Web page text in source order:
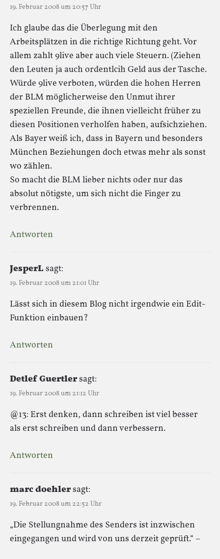
19. Februar 2008 um 20:57 Uhr
Ich glaube das die Überlegung mit den
Arbeitsplätzen in die richtige Richtung geht. Vor
allem zahlt 9live aber auch viele Steuern. (Ziehen
den Leuten ja auch ordentlcih Geld aus der Tasche.
Würde 9live verboten, würden die hohen Herren
der BLM möglicherweise den Unmut ihrer
speziellen Freunde, die ihnen vielleicht früher zu
diesen Positionen verholfen haben, aufsichziehen.
Als Bayer weiß ich, dass in Bayern und besonders
München Beziehungen doch etwas mehr als sonst
wo zählen.
So macht die BLM lieber nichts oder nur das
absolut nötigste, um sich nicht die Finger zu
verbrennen.
Antworten
JesperLsagt:
19. Februar 2008 um 21:01 Uhr
Lässt sich in diesem Blog nicht irgendwie ein Edit-
Funktion einbauen?
Antworten
Detlef Guertlersagt:
19. Februar 2008 um 21:12 Uhr
@13: Erst denken, dann schreiben ist viel besser
als erst schreiben und dann verbessern.
Antworten
marc doehlersagt:
19. Februar 2008 um 22:52 Uhr
„Die Stellungnahme des Senders ist inzwischen
eingegangen und wird von uns derzeit geprüft.“ –